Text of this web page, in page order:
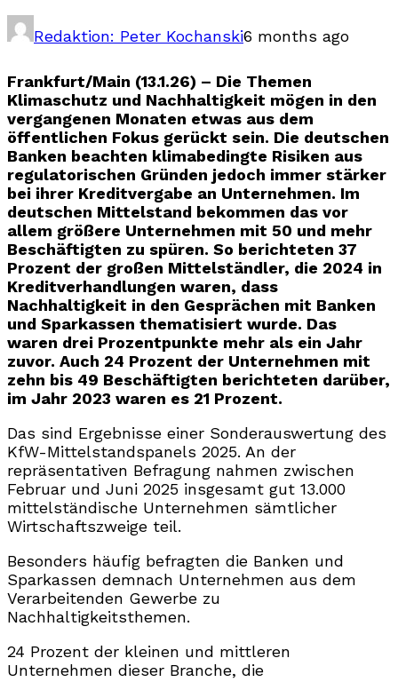
Redaktion: Peter Kochanski6 months ago
Frankfurt/Main (13.1.26) – Die Themen
Klimaschutz und Nachhaltigkeit mögen in den
vergangenen Monaten etwas aus dem
öffentlichen Fokus gerückt sein. Die deutschen
Banken beachten klimabedingte Risiken aus
regulatorischen Gründen jedoch immer stärker
bei ihrer Kreditvergabe an Unternehmen. Im
deutschen Mittelstand bekommen das vor
allem größere Unternehmen mit 50 und mehr
Beschäftigten zu spüren. So berichteten 37
Prozent der großen Mittelständler, die 2024 in
Kreditverhandlungen waren, dass
Nachhaltigkeit in den Gesprächen mit Banken
und Sparkassen thematisiert wurde. Das
waren drei Prozentpunkte mehr als ein Jahr
zuvor. Auch 24 Prozent der Unternehmen mit
zehn bis 49 Beschäftigten berichteten darüber,
im Jahr 2023 waren es 21 Prozent.
Das sind Ergebnisse einer Sonderauswertung des
KfW-Mittelstandspanels 2025. An der
repräsentativen Befragung nahmen zwischen
Februar und Juni 2025 insgesamt gut 13.000
mittelständische Unternehmen sämtlicher
Wirtschaftszweige teil.
Besonders häufig befragten die Banken und
Sparkassen demnach Unternehmen aus dem
Verarbeitenden Gewerbe zu
Nachhaltigkeitsthemen.
24 Prozent der kleinen und mittleren
Unternehmen dieser Branche, die